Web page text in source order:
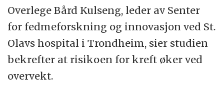
Overlege Bård Kulseng, leder av Senter
for fedmeforskning og innovasjon ved St.
Olavs hospital i Trondheim, sier studien
bekrefter at risikoen for kreft øker ved
overvekt.